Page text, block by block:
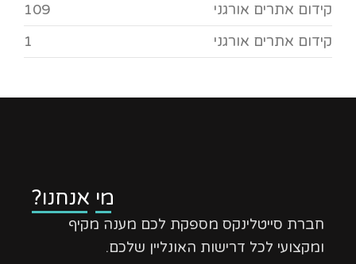
קידום אתרים אורגני
109
קידום אתרים אורגני
1
מי אנחנו?
חברת סייטלינקס מספקת לכם מענה מקיף
ומקצועי לכל דרישות האונליין שלכם.